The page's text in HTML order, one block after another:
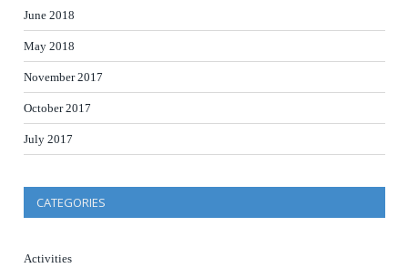
June 2018
May 2018
November 2017
October 2017
July 2017
CATEGORIES
Activities